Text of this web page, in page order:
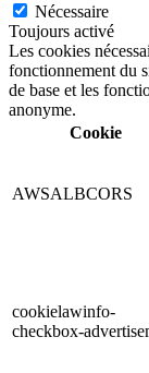
Nécessaire
Toujours activé
Les cookies
fonctionnement du
de base et les
anonyme.
Cookie
AWSALBCORS
cookielawinfo-
checkbox-